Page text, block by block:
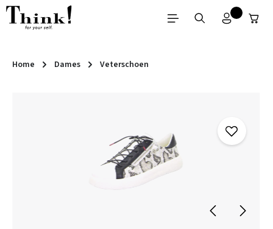
Ga naar de hoofdinhoud
Home Dames Veterschoen